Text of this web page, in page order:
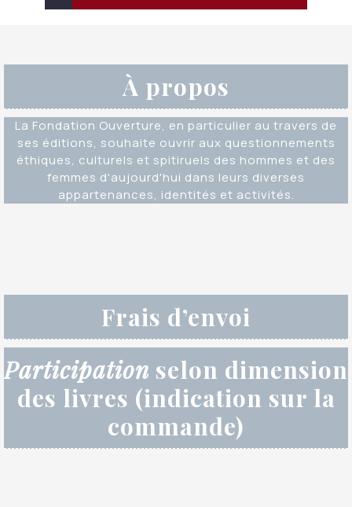
À propos
La Fondation Ouverture, en particulier au travers de
ses éditions, souhaite ouvrir aux questionnements
éthiques, culturels et spitiruels des hommes et des
femmes d'aujourd'hui dans leurs diverses
appartenances, identités et activités.
Frais d’envoi
Participation selon dimension
des livres (indication sur la
commande)